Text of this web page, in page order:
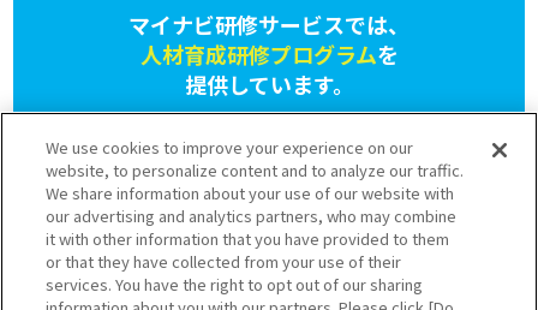
マイナビ研修サービスでは、
人材育成研修プログラムを
提供しています。
にお問い合わせください。
03-6628-5111
受付 9:30～17:30（土日祝を除く）
お問い合わせ
公開型研修の
We use cookies to improve your experience on our
website, to personalize content and to analyze our traffic.
We share information about your use of our website with
our advertising and analytics partners, who may combine
it with other information that you have provided to them
or that they have collected from your use of their
services. You have the right to opt out of our sharing